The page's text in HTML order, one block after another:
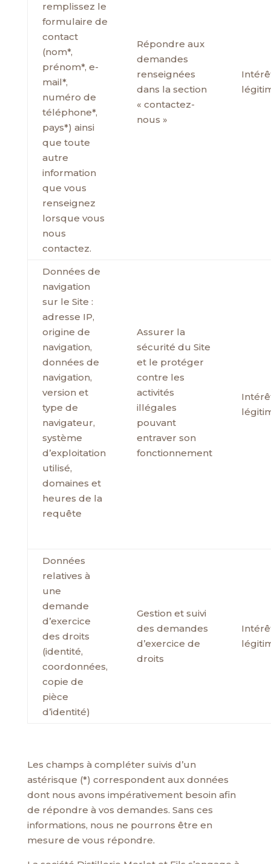
remplissez le
formulaire de
contact
(nom*,
prénom*, e-
mail*,
numéro de
téléphone*,
pays*) ainsi
que toute
autre
information
que vous
renseignez
lorsque vous
nous
contactez.
Répondre aux
demandes
renseignées
dans la section
« contactez-
nous »
Données de
navigation
sur le Site :
adresse IP,
origine de
navigation,
données de
navigation,
version et
type de
navigateur,
système
d’exploitation
utilisé,
domaines et
heures de la
requête
Assurer la
sécurité du Site
et le protéger
contre les
activités
illégales
pouvant
entraver son
fonctionnement
Données
relatives à
une
demande
d’exercice
des droits
(identité,
coordonnées,
copie de
pièce
d’identité)
Gestion et suivi
des demandes
d’exercice de
droits
Les champs à compléter suivis d’un
astérisque (*) correspondent aux données
dont nous avons impérativement besoin afin
de répondre à vos demandes. Sans ces
informations, nous ne pourrons être en
mesure de vous répondre.